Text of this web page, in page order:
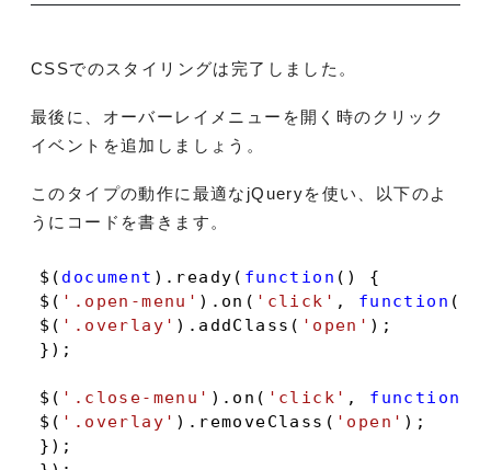
CSSでのスタイリングは完了しました。
最後に、オーバーレイメニューを開く時のクリック
イベントを追加しましょう。
このタイプの動作に最適なjQueryを使い、以下のよ
うにコードを書きます。
$( document ).ready( function ( ) {
$( '.open-menu' ).on( 'click' , function (
$( '.overlay' ).addClass( 'open' );
});
$( '.close-menu' ).on( 'click' , function
$( '.overlay' ).removeClass( 'open' );
});